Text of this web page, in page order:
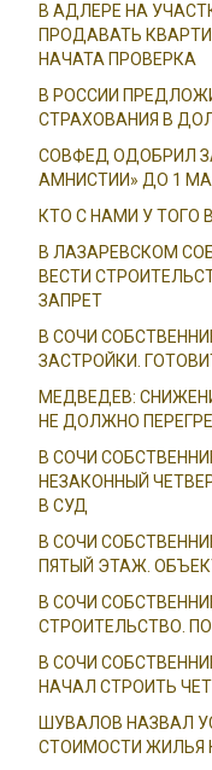
В АДЛЕРЕ НА
ПРОДАВАТЬ
НАЧАТА ПРОВЕРКА
В РОССИИ
СТРАХОВАНИЯ В
СОВФЕД ОДОБРИЛ
АМНИСТИИ» ДО 1
КТО С НАМИ У ТОГО
В ЛАЗАРЕВСКОМ
ВЕСТИ
ЗАПРЕТ
В СОЧИ
ЗАСТРОЙКИ.
МЕДВЕДЕВ:
НЕ ДОЛЖНО
В СОЧИ
НЕЗАКОННЫЙ
В СУД
В СОЧИ
ПЯТЫЙ ЭТАЖ.
В СОЧИ
СТРОИТЕЛЬСТВО.
В СОЧИ
НАЧАЛ СТРОИТЬ
ШУВАЛОВ НАЗВАЛ
СТОИМОСТИ ЖИЛЬЯ